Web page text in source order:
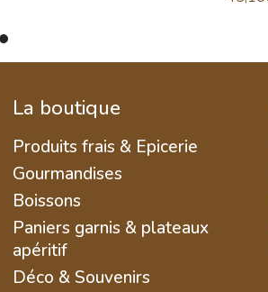
La boutique
Produits frais & Epicerie
Gourmandises
Boissons
Paniers garnis & plateaux
apéritif
Déco & Souvenirs